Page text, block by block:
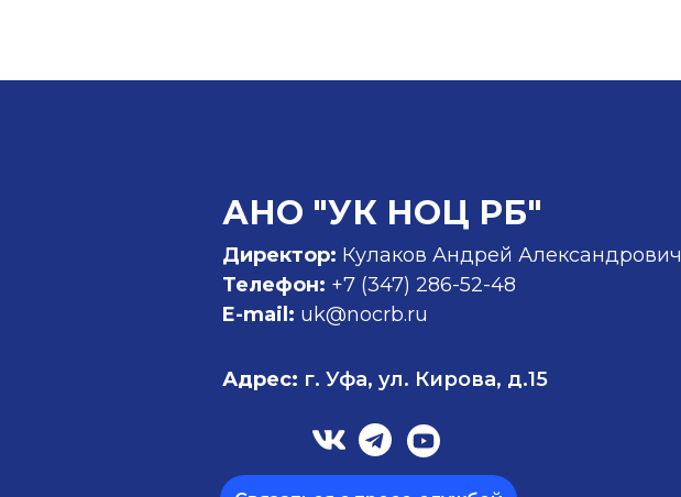
АНО "УК НОЦ РБ"
Директор: Кулаков Андрей Александрович
Телефон: +7 (347) 286-52-48
E-mail: uk@nocrb.ru
Адрес: г. Уфа, ул. Кирова, д.15